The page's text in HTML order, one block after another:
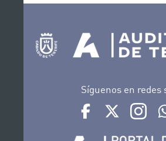
Síguenos en redes
Ir a perfil deIr a perfilIr a